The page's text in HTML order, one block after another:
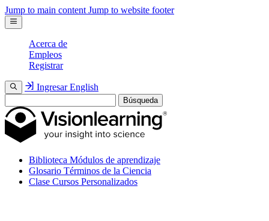
Jump to main content Jump to website footer
Acerca de
Empleos
Registrar
Ingresar English
Búsqueda
Biblioteca Módulos de aprendizaje
Glosario Términos de la Ciencia
Clase Cursos Personalizados